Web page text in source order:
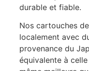
durable et fiable.
Nos cartouches
localement avec
provenance du
équivalente à